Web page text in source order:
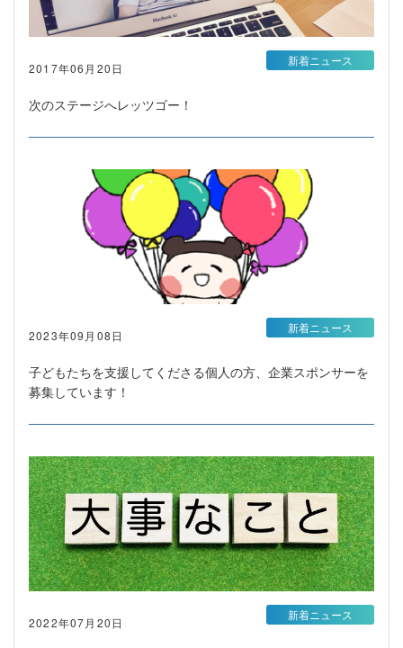
2017年06月20日
次のステージへレッツゴー！
新着ニュース
2023年09月08日
子どもたちを支援してくださる個人の方、企業スポンサーを
募集しています！
新着ニュース
2022年07月20日
新着ニュース